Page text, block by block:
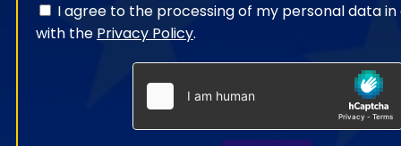
I agree to the processing of my personal data
with the Privacy Policy.